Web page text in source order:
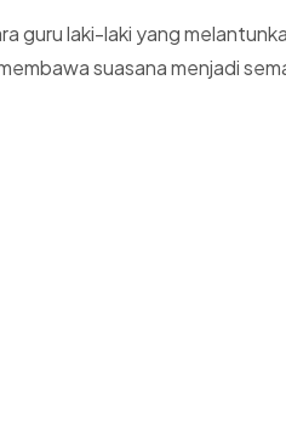
laki-laki yang
suasana menjadi